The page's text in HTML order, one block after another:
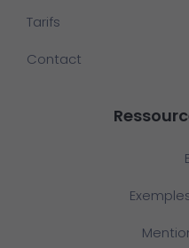
Tarifs
Contact